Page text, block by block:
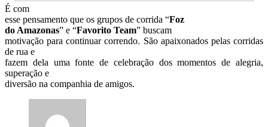
É com
esse pensamento que os grupos de corrida “Foz
do Amazonas” e “Favorito Team” buscam
motivação para continuar correndo. São apaixonados pelas corridas
de rua e
fazem dela uma fonte de celebração dos momentos de alegria,
superação e
diversão na companhia de amigos.